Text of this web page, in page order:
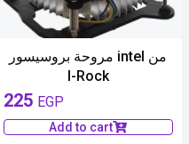
مروحة بروسيسور intel من
I-Rock
225 EGP
Add to cart